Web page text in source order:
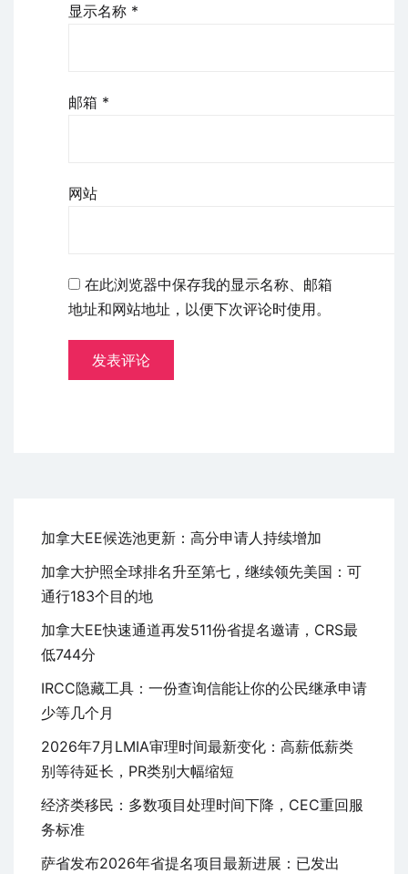
显示名称 *
邮箱 *
网站
在此浏览器中保存我的显示名称、邮箱
地址和网站地址，以便下次评论时使用。
加拿大EE候选池更新：高分申请人持续增加
加拿大护照全球排名升至第七，继续领先美国：可
通行183个目的地
加拿大EE快速通道再发511份省提名邀请，CRS最
低744分
IRCC隐藏工具：一份查询信能让你的公民继承申请
少等几个月
2026年7月LMIA审理时间最新变化：高薪低薪类
别等待延长，PR类别大幅缩短
经济类移民：多数项目处理时间下降，CEC重回服
务标准
萨省发布2026年省提名项目最新进展：已发出